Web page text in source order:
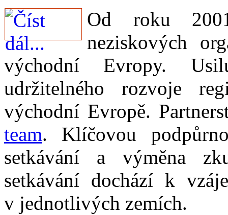
Od roku
neziskových
východní Evropy.
udržitelného rozvoje
východní Evropě.
team. Klíčovou
setkávání a výměna
setkávání dochází k
v jednotlivých zemích.